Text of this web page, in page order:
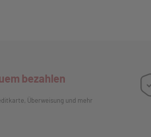
bezahlen
Überweisung und mehr